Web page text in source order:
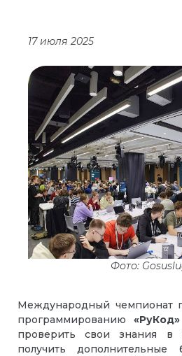
17 июля 2025
Фото:
Международный чемпионат
программированию «РуКод»
проверить свои знания в
получить